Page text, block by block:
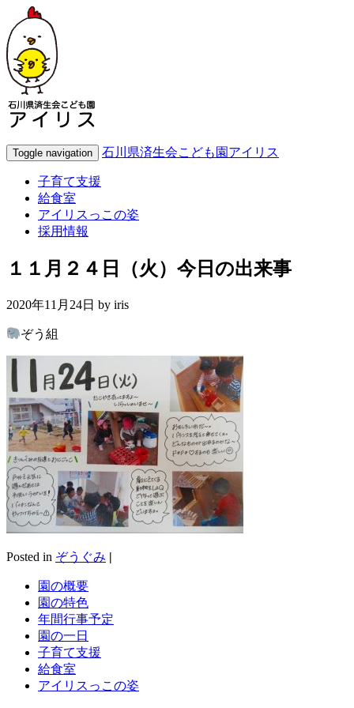
Toggle navigation 石川県済生会こども園アイリス
子育て支援
給食室
アイリスっこの姿
採用情報
１１月２４日（火）今日の出来事
2020年11月24日 by iris
ぞう組
Posted in ぞうぐみ |
園の概要
園の特色
年間行事予定
園の一日
子育て支援
給食室
アイリスっこの姿